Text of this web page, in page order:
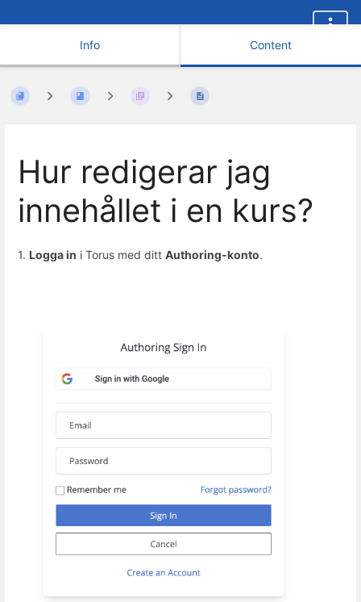
Info Content
Hur redigerar jag
innehållet i en kurs?
1. Logga in i Torus med ditt Authoring-konto.